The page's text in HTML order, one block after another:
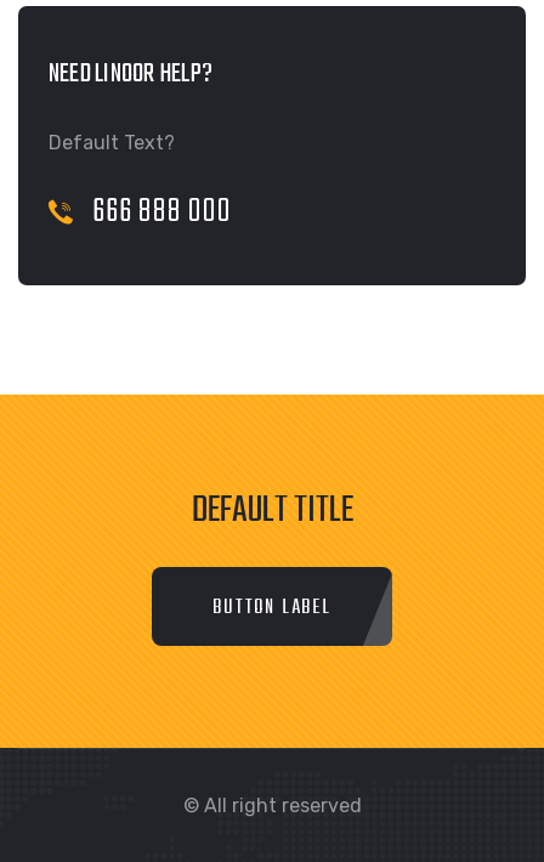
NEED LINOOR HELP?
Default Text?
666 888 000
DEFAULT TITLE
BUTTON LABEL
© All right reserved